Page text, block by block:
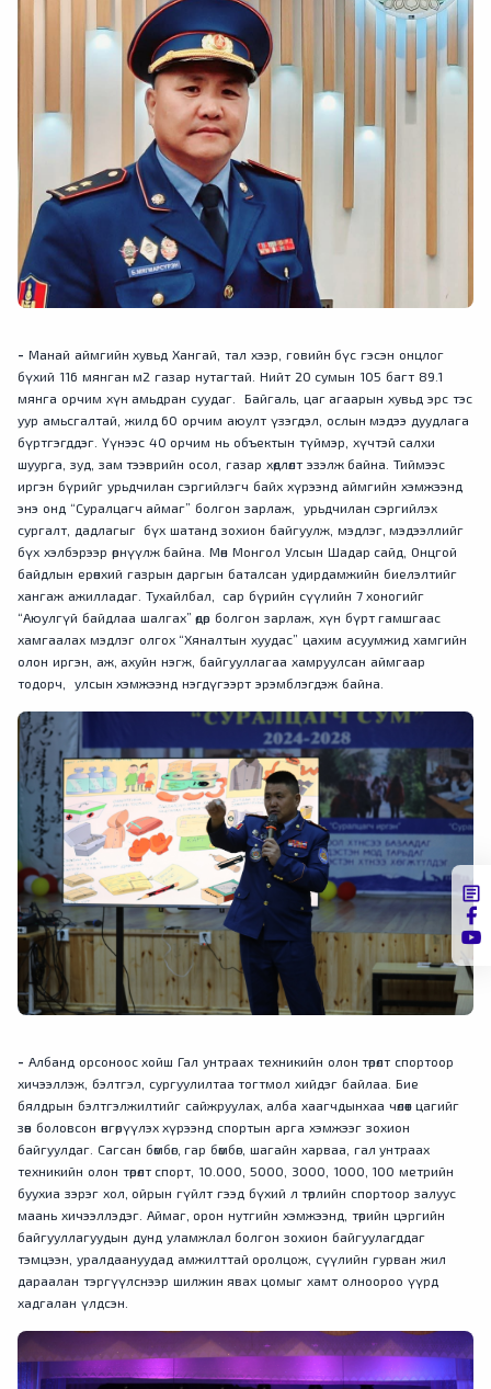
- Манай аймгийн хувьд Хангай, тал хээр, говийн бүс гэсэн онцлог
бүхий 116 мянган м2 газар нутагтай. Нийт 20 сумын 105 багт 89.1
мянга орчим хүн амьдран суудаг. Байгаль, цаг агаарын хувьд эрс тэс
уур амьсгалтай, жилд 60 орчим аюулт үзэгдэл, ослын мэдээ дуудлага
бүртгэгддэг. Үүнээс 40 орчим нь объектын түймэр, хүчтэй салхи
шуурга, зуд, зам тээврийн осол, газар хөдлөлт эзэлж байна. Тиймээс
иргэн бүрийг урьдчилан сэргийлэгч байх хүрээнд аймгийн хэмжээнд
энэ онд “Суралцагч аймаг” болгон зарлаж, урьдчилан сэргийлэх
сургалт, дадлагыг бүх шатанд зохион байгуулж, мэдлэг, мэдээллийг
бүх хэлбэрээр өрнүүлж байна. Мөн Монгол Улсын Шадар сайд, Онцгой
байдлын ерөнхий газрын даргын баталсан удирдамжийн биелэлтийг
хангаж ажилладаг. Тухайлбал, сар бүрийн сүүлийн 7 хоногийг
“Аюулгүй байдлаа шалгах” өдөр болгон зарлаж, хүн бүрт гамшгаас
хамгаалах мэдлэг олгох “Хяналтын хуудас” цахим асуумжид хамгийн
олон иргэн, аж, ахуйн нэгж, байгууллагаа хамруулсан аймгаар
тодорч, улсын хэмжээнд нэгдүгээрт эрэмблэгдэж байна.
- Албанд орсоноос хойш Гал унтраах техникийн олон төрөлт спортоор
хичээллэж, бэлтгэл, сургуулилтаа тогтмол хийдэг байлаа. Бие
бялдрын бэлтгэлжилтийг сайжруулах, алба хаагчдынхаа чөлөөт цагийг
зөв боловсон өнгөрүүлэх хүрээнд спортын арга хэмжээг зохион
байгуулдаг. Сагсан бөмбөг, гар бөмбөг, шагайн харваа, гал унтраах
техникийн олон төрөлт спорт, 10.000, 5000, 3000, 1000, 100 метрийн
буухиа зэрэг хол, ойрын гүйлт гээд бүхий л төрлийн спортоор залуус
маань хичээллэдэг. Аймаг, орон нутгийн хэмжээнд, төрийн цэргийн
байгууллагуудын дунд уламжлал болгон зохион байгуулагддаг
тэмцээн, уралдаануудад амжилттай оролцож, сүүлийн гурван жил
дараалан тэргүүлснээр шилжин явах цомыг хамт олноороо үүрд
хадгалан үлдсэн.